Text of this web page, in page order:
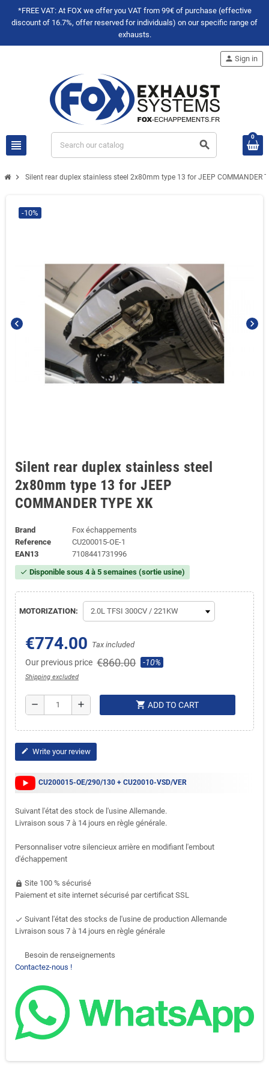
*FREE VAT: At FOX we offer you VAT from 99€ of purchase (effective
discount of 16.7%, offer reserved for individuals) on our specific range of
exhausts.
view_headline search
person Sign in
0
chevron_right Silent rear duplex stainless steel 2x80mm type 13 for JEEP COMMANDER
chevron_left chevron_right
-10%
Silent rear duplex stainless steel
2x80mm type 13 for JEEP
COMMANDER TYPE XK
Brand
Fox échappements
Reference
CU200015-OE-1
EAN13
7108441731996
check Disponible sous 4 à 5 semaines (sortie usine)
MOTORIZATION:
€774.00 Tax included
Our previous price €860.00 -10%
Shipping excluded
remove add shopping_cart ADD TO CART
edit Write your review
CU200015-OE/290/130 + CU20010-VSD/VER
Suivant l'état des stock de l'usine Allemande.
Livraison sous 7 à 14 jours en règle générale.
Personnaliser votre silencieux arrière en modifiant l'embout
d'échappement
https Site 100 % sécurisé
Paiement et site internet sécurisé par certificat SSL
done Suivant l'état des stocks de l'usine de production Allemande
Livraison sous 7 à 14 jours en règle générale
support-agent
Besoin de renseignements
Contactez-nous !